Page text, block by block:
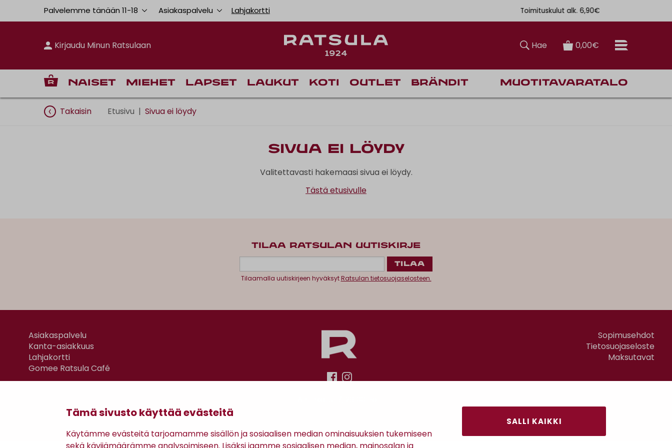
Tämä sivusto käyttää evästeitä
Käytämme evästeitä tarjoamamme sisällön ja sosiaalisen median ominaisuuksien tukemiseen
SALLI KAIKKI
Palvelemme tänään 11-18 Asiakaspalvelu Lahjakortti Toimituskulut alk. 6,90€
Kirjaudu Minun Ratsulaan Hae 0,00€
Naiset Miehet Lapset Laukut Koti Outlet Brändit Muotitavaratalo
Takaisin Etusivu | Sivua ei löydy
Sivua ei löydy
Valitettavasti hakemaasi sivua ei löydy.
Tästä etusivulle
TILAA RATSULAN UUTISKIRJE
Tilaamalla uutiskirjeen hyväksytRatsulan tietosuojaselosteen.
Asiakaspalvelu
Kanta-asiakkuus
Lahjakortti
Gomee Ratsula Café
Sopimusehdot
Tietosuojaseloste
Maksutavat